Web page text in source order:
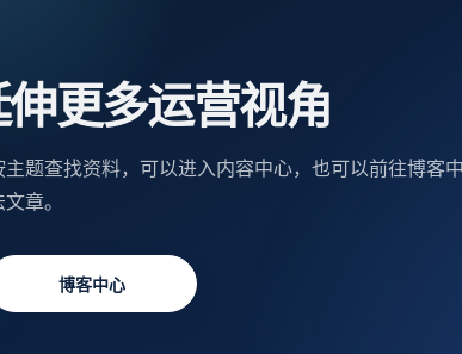
更多运营视角
题查找资料，可以进入内容中心，也可以前往博客
章。
博客中心